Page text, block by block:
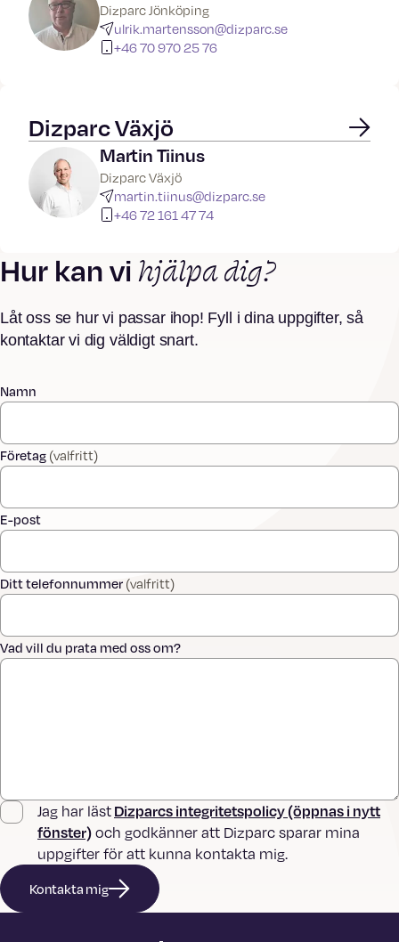
Dizparc Jönköping
ulrik.martensson@dizparc.se
+46 70 970 25 76
Dizparc Växjö
Martin Tiinus
Dizparc Växjö
martin.tiinus@dizparc.se
+46 72 161 47 74
Hur kan vi hjälpa dig?
Låt oss se hur vi passar ihop! Fyll i dina uppgifter, så
kontaktar vi dig väldigt snart.
Namn
Företag (valfritt)
E-post
Ditt telefonnummer (valfritt)
Vad vill du prata med oss om?
Jag har läst Dizparcs integritetspolicy (öppnas i nytt
fönster) och godkänner att Dizparc sparar mina
uppgifter för att kunna kontakta mig.
Kontakta mig